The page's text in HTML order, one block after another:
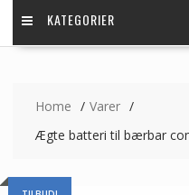
KATEGORIER
Home
Varer
Ægte batteri til bærbar